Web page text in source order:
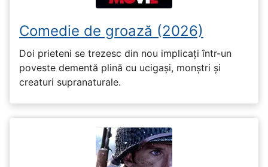
Comedie de groază (2026)
Doi prieteni se trezesc din nou implicați într-un
poveste dementă plină cu ucigași, monștri și
creaturi supranaturale.